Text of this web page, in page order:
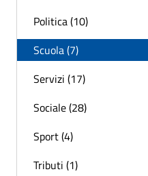
Politica (10)
Scuola (7)
Servizi (17)
Sociale (28)
Sport (4)
Tributi (1)